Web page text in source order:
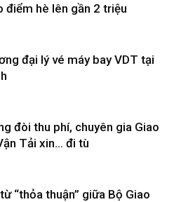
điểm hè lên gần 2 triệu
đại lý vé máy bay VDT tại
đòi thu phí, chuyên gia Giao
Tải xin… đi tù
“thỏa thuận” giữa Bộ Giao